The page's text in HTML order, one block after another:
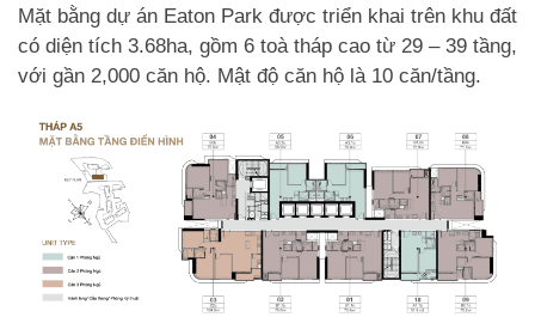
Mặt bằng dự án Eaton Park được triển khai trên khu đất
có diện tích 3.68ha, gồm 6 toà tháp cao từ 29 – 39 tầng,
với gần 2,000 căn hộ. Mật độ căn hộ là 10 căn/tầng.